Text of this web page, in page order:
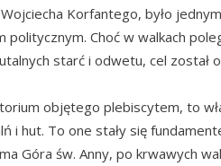
Korfantego, było
Choć w walkach
starć i odwetu, cel został
objętego plebiscytem, to
i hut. To one stały się
Góra św. Anny, po krwawych